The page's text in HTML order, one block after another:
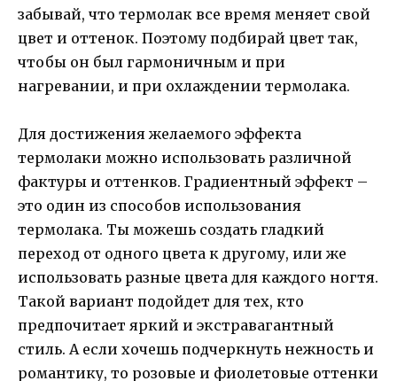
забывай, что термолак все время меняет свой
цвет и оттенок. Поэтому подбирай цвет так,
чтобы он был гармоничным и при
нагревании, и при охлаждении термолака.
Для достижения желаемого эффекта
термолаки можно использовать различной
фактуры и оттенков. Градиентный эффект –
это один из способов использования
термолака. Ты можешь создать гладкий
переход от одного цвета к другому, или же
использовать разные цвета для каждого ногтя.
Такой вариант подойдет для тех, кто
предпочитает яркий и экстравагантный
стиль. А если хочешь подчеркнуть нежность и
романтику, то розовые и фиолетовые оттенки